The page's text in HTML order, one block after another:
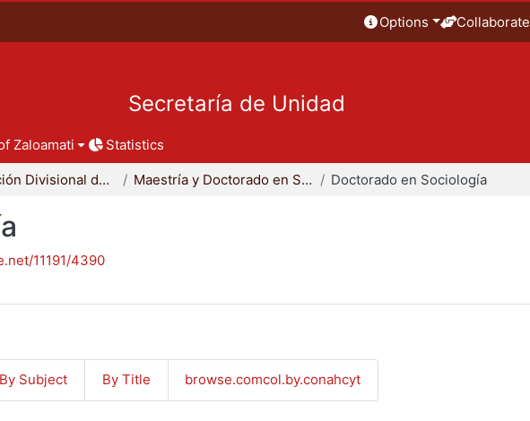
Options Collaborate
Secretaría de Unidad
Zaloamati Statistics
Coordinación Divisional de Posgrado Maestría y Doctorado en Sociología Doctorado en Sociología
11191/4390
By Subject By Title browse.comcol.by.conahcyt